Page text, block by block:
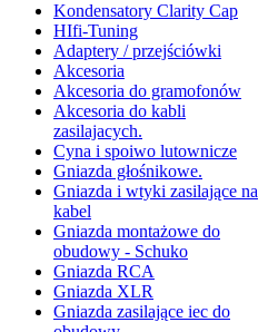
Kondensatory Clarity Cap
HIfi-Tuning
Adaptery / przejściówki
Akcesoria
Akcesoria do gramofonów
Akcesoria do kabli
zasilajacych.
Cyna i spoiwo lutownicze
Gniazda głośnikowe.
Gniazda i wtyki zasilające na
kabel
Gniazda montażowe do
obudowy - Schuko
Gniazda RCA
Gniazda XLR
Gniazda zasilające iec do